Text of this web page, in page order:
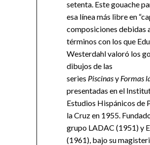
setenta. Este gouache
esa línea más libre en
composiciones debidas
términos con los que
Westerdahl valoró los
dibujos de las
series Piscinasy Formas
presentadas en el
Estudios Hispánicos de
la Cruz en 1955.
grupo LADAC (1951) y
(1961), bajo su